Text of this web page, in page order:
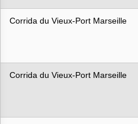
Corrida du Vieux-Port Marseille
Corrida du Vieux-Port Marseille